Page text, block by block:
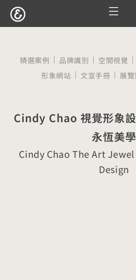
精選案例 品牌識別 空間視覺
形象網站
文宣手冊 展
Cindy Chao 視覺形象
永恆美學
Cindy Chao The Art
Design